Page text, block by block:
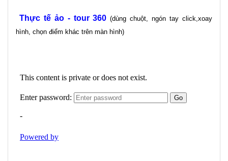
Thực tế ảo - tour 360 (dùng chuột, ngón tay click,xoay
hình, chọn điểm khác trên màn hình)